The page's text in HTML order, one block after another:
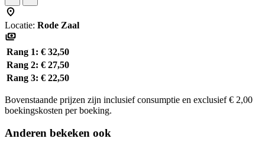
Locatie: Rode Zaal
Rang 1: € 32,50
Rang 2: € 27,50
Rang 3: € 22,50
Bovenstaande prijzen zijn inclusief consumptie en exclusief € 2,00
boekingskosten per boeking.
Anderen bekeken ook